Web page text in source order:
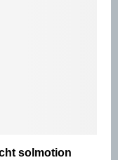
solmotion